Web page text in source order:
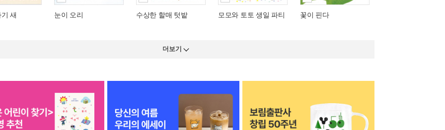
새 눈이 오리 수상한 할매 텃밭 모모와 토토 생일 파티 꽃이 핀다
더보기